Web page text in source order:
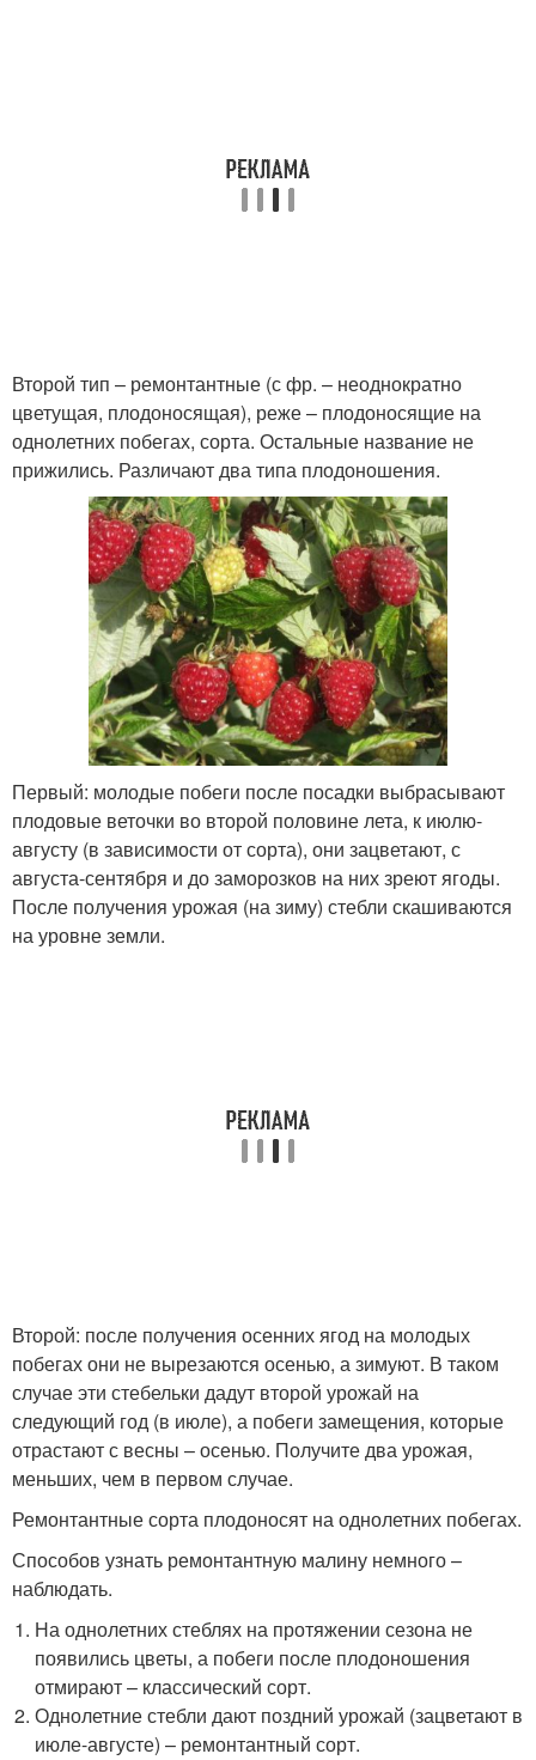
Второй тип – ремонтантные (с фр. – неоднократно
цветущая, плодоносящая), реже – плодоносящие на
однолетних побегах, сорта. Остальные название не
прижились. Различают два типа плодоношения.
Первый: молодые побеги после посадки выбрасывают
плодовые веточки во второй половине лета, к июлю-
августу (в зависимости от сорта), они зацветают, с
августа-сентября и до заморозков на них зреют ягоды.
После получения урожая (на зиму) стебли скашиваются
на уровне земли.
Второй: после получения осенних ягод на молодых
побегах они не вырезаются осенью, а зимуют. В таком
случае эти стебельки дадут второй урожай на
следующий год (в июле), а побеги замещения, которые
отрастают с весны – осенью. Получите два урожая,
меньших, чем в первом случае.
Ремонтантные сорта плодоносят на однолетних побегах.
Способов узнать ремонтантную малину немного –
наблюдать.
На однолетних стеблях на протяжении сезона не
появились цветы, а побеги после плодоношения
отмирают – классический сорт.
Однолетние стебли дают поздний урожай (зацветают в
июле-августе) – ремонтантный сорт.